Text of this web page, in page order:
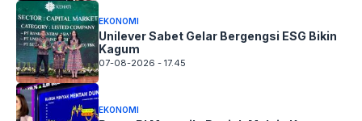
EKONOMI
Unilever Sabet Gelar Bergengsi ESG Bikin
Kagum
07-08-2026 - 17.45
EKONOMI